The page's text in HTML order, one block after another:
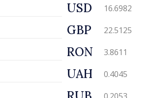
USD 16.6982
GBP 22.5125
RON 3.8611
UAH 0.4045
0.2053